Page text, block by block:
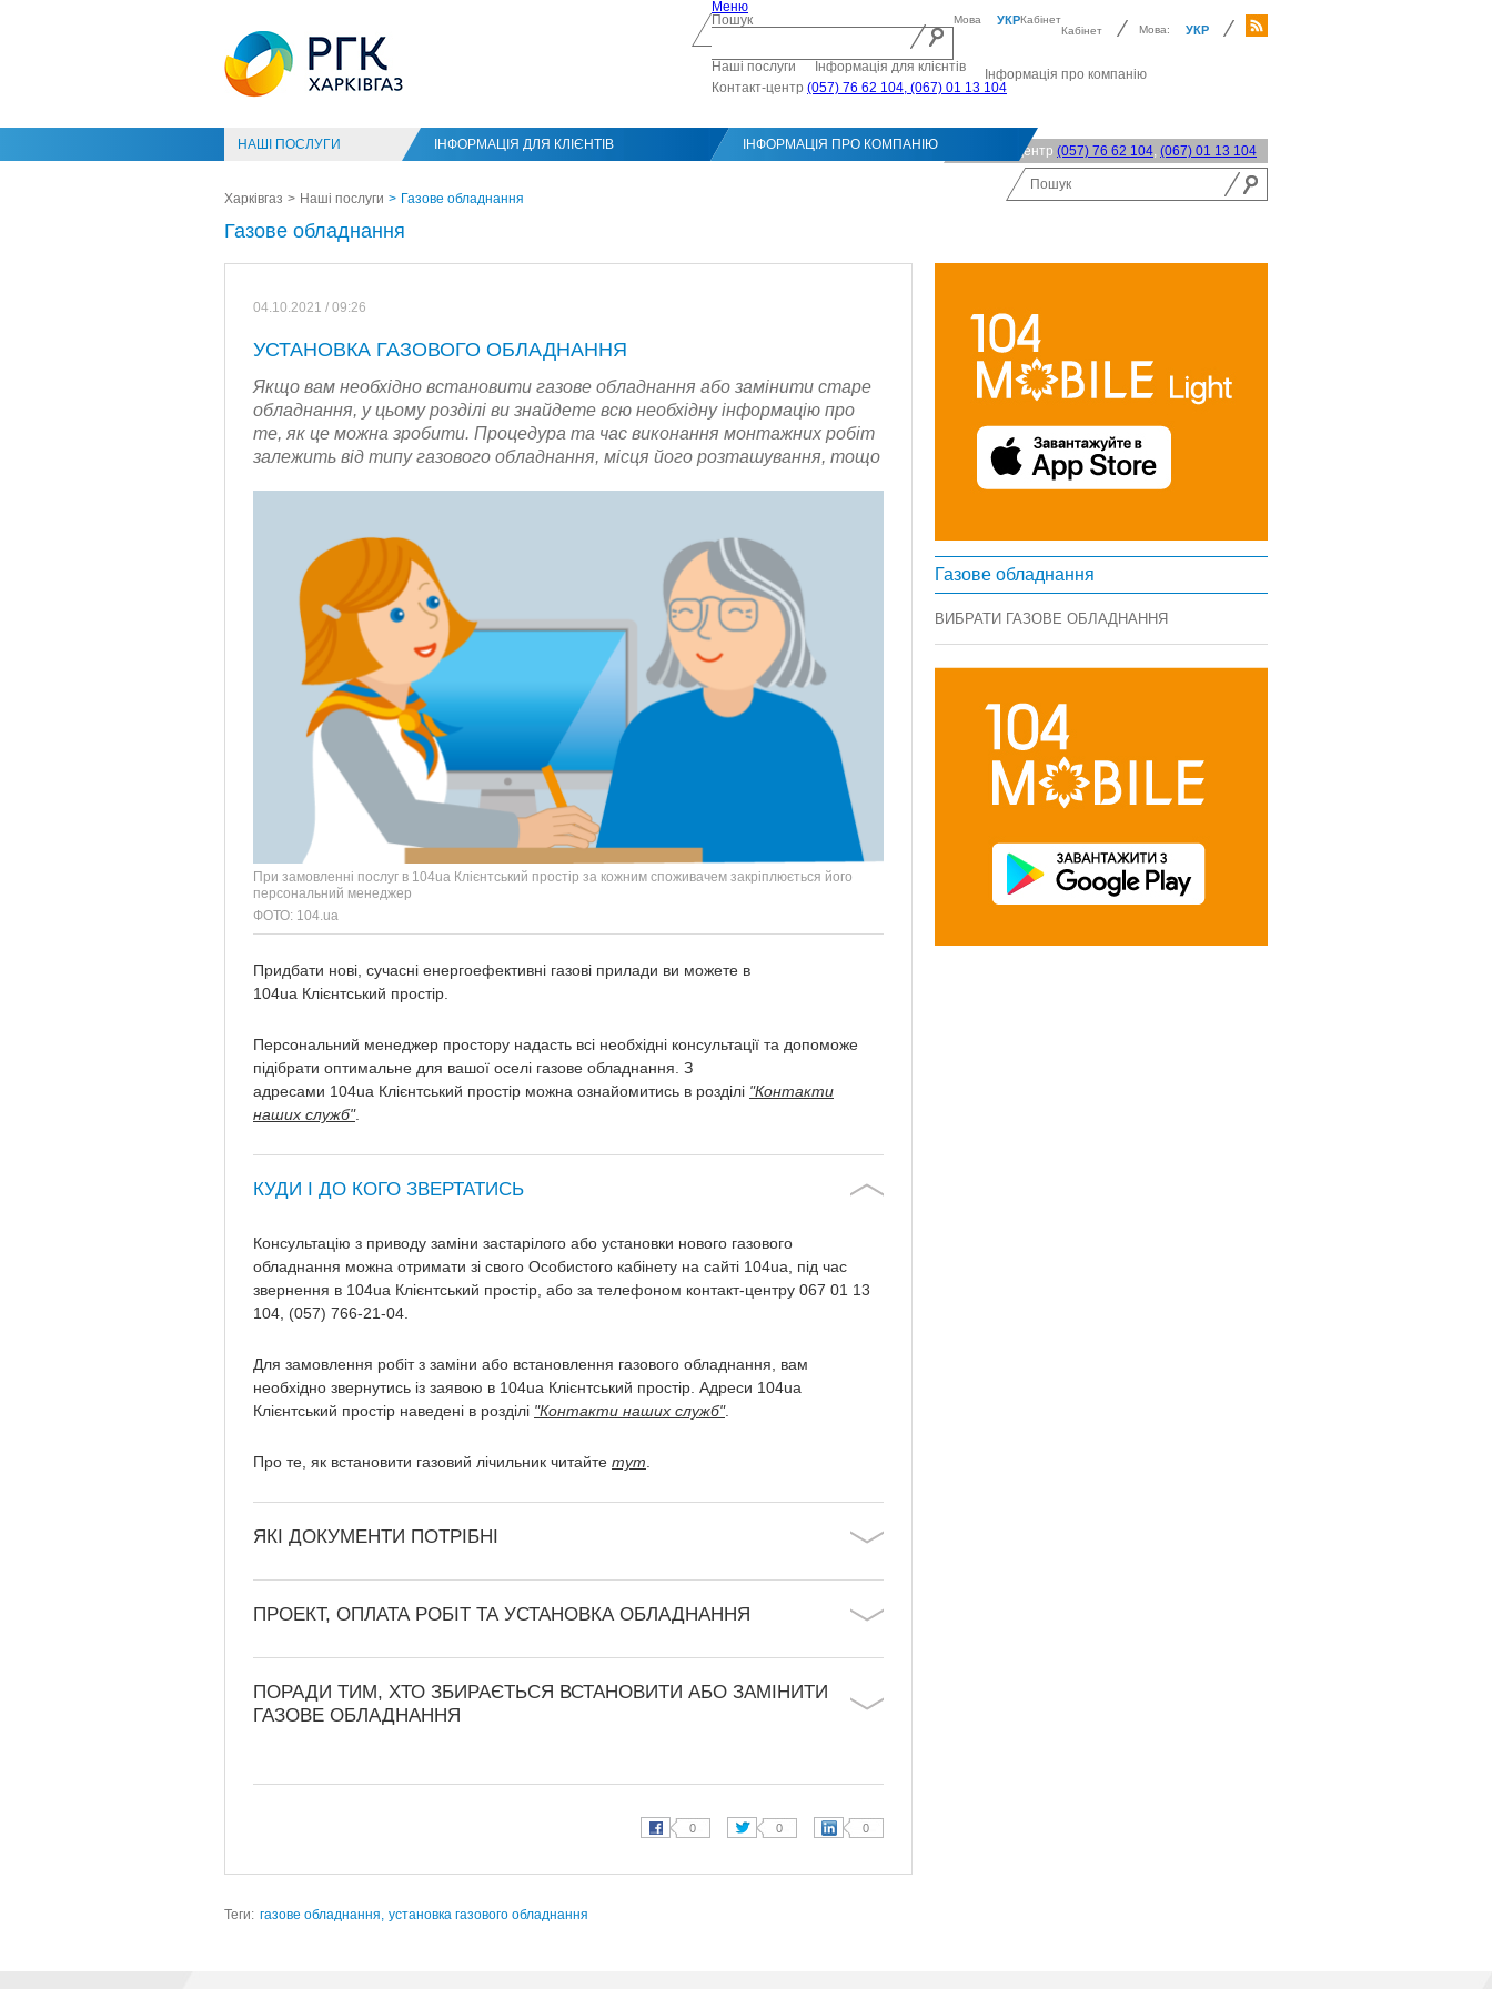
Меню
Кабінет Мова: УКР
Кабінет
Мова УКР
Пошук
Наші послуги Інформація для клієнтів
Інформація про компанію
Контакт-центр (057) 76 62 104, (067) 01 13 104
Контакт-центр (057) 76 62 104, (067) 01 13 104
НАШІ ПОСЛУГИ ІНФОРМАЦІЯ ДЛЯ КЛІЄНТІВ ІНФОРМАЦІЯ ПРО КОМПАНІЮ
Харківгаз Наші послуги Газове обладнання
Газове обладнання
04.10.2021 / 09:26
УСТАНОВКА ГАЗОВОГО ОБЛАДНАННЯ
Якщо вам необхідно встановити газове обладнання або замінити старе
обладнання, у цьому розділі ви знайдете всю необхідну інформацію про
те, як це можна зробити. Процедура та час виконання монтажних робіт
залежить від типу газового обладнання, місця його розташування, тощо
При замовленні послуг в 104ua Клієнтський простір за кожним споживачем закріплюється його
персональний менеджер
ФОТО: 104.ua
Придбати нові, сучасні енергоефективні газові прилади ви можете в
104ua Клієнтський простір.
Персональний менеджер простору надасть всі необхідні консультації та допоможе
підібрати оптимальне для вашої оселі газове обладнання. З
адресами 104ua Клієнтський простір можна ознайомитись в розділі "Контакти
наших служб".
КУДИ І ДО КОГО ЗВЕРТАТИСЬ
Консультацію з приводу заміни застарілого або установки нового газового
обладнання можна отримати зі свого Особистого кабінету на сайті 104ua, під час
звернення в 104ua Клієнтський простір, або за телефоном контакт-центру 067 01 13
104, (057) 766-21-04.
Для замовлення робіт з заміни або встановлення газового обладнання, вам
необхідно звернутись із заявою в 104ua Клієнтський простір. Адреси 104ua
Клієнтський простір наведені в розділі "Контакти наших служб".
Про те, як встановити газовий лічильник читайте тут
ЯКІ ДОКУМЕНТИ ПОТРІБНІ
ПРОЕКТ, ОПЛАТА РОБІТ ТА УСТАНОВКА ОБЛАДНАННЯ
ПОРАДИ ТИМ, ХТО ЗБИРАЄТЬСЯ ВСТАНОВИТИ АБО ЗАМІНИТИ
ГАЗОВЕ ОБЛАДНАННЯ
Теги: газове обладнання, установка газового обладнання
Газове обладнання
ВИБРАТИ ГАЗОВЕ ОБЛАДНАННЯ